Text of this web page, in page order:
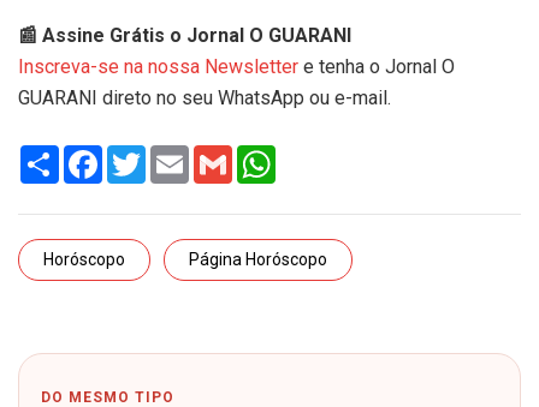
📰 Assine Grátis o Jornal O GUARANI
Inscreva-se na nossa Newsletter e tenha o Jornal O
GUARANI direto no seu WhatsApp ou e-mail.
Share Facebook
TwitterEmail Gmail
Horóscopo Página Horóscopo
DO MESMO TIPO